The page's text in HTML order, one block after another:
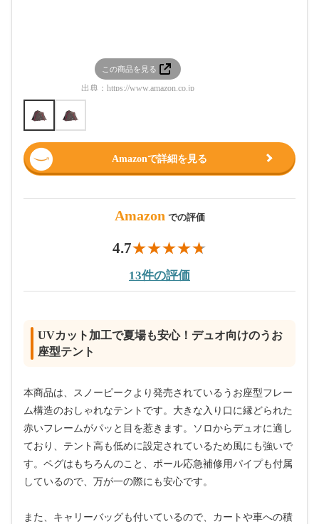
この商品を見る
出典： https://www.amazon.co.jp
Amazonで詳細を見る
Amazon での評価
4.7
13件の評価
UVカット加工で夏場も安心！デュオ向けのうお
座型テント
本商品は、スノーピークより発売されているうお座型フレー
ム構造のおしゃれなテントです。大きな入り口に縁どられた
赤いフレームがパッと目を惹きます。ソロからデュオに適し
ており、テント高も低めに設定されているため風にも強いで
す。ペグはもちろんのこと、ポール応急補修用パイプも付属
しているので、万が一の際にも安心です。
また、キャリーバッグも付いているので、カートや車への積